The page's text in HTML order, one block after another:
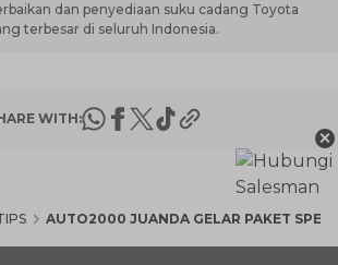
dan penyediaan suku cadang Toyota
terbesar di seluruh Indonesia.
WITH:
AUTO2000 JUANDA GELAR PAKET
×